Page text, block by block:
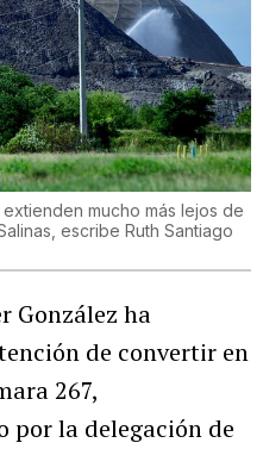
mucho más lejos de
escribe Ruth Santiago
González ha
de convertir en
267,
por la delegación de